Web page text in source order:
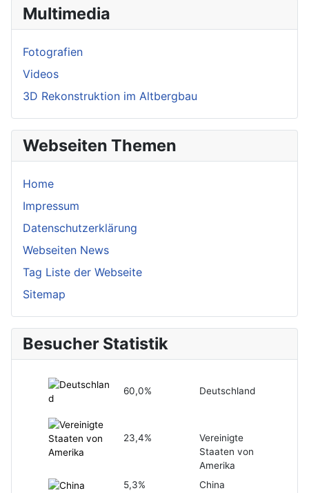
Multimedia
Fotografien
Videos
3D Rekonstruktion im Altbergbau
Webseiten Themen
Home
Impressum
Datenschutzerklärung
Webseiten News
Tag Liste der Webseite
Sitemap
Besucher Statistik
60,0% Deutschland
23,4%
Vereinigte
Staaten von
Amerika
5,3%
China